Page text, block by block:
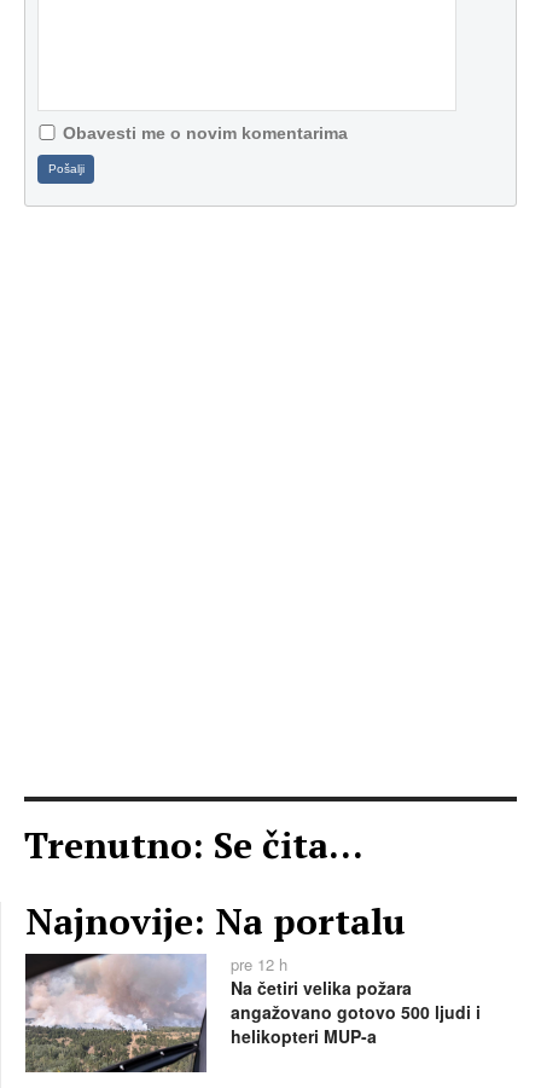
Obavesti me o novim komentarima
Pošalji
Trenutno: Se čita...
Najnovije: Na portalu
pre 12 h
Na četiri velika požara
angažovano gotovo 500 ljudi i
helikopteri MUP-a